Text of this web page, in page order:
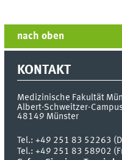
nach oben
KONTAKT
Medizinische Fakultät
Albert-Schweitzer-
48149 Münster
Tel.:+49 251 83 52263
Tel.: +49 251 83 58902